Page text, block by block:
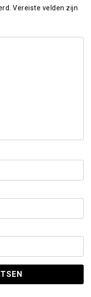
Vereiste velden zijn